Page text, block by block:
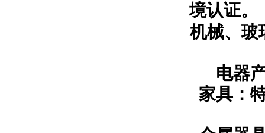
境认证。
机械、玻
电器
家具：